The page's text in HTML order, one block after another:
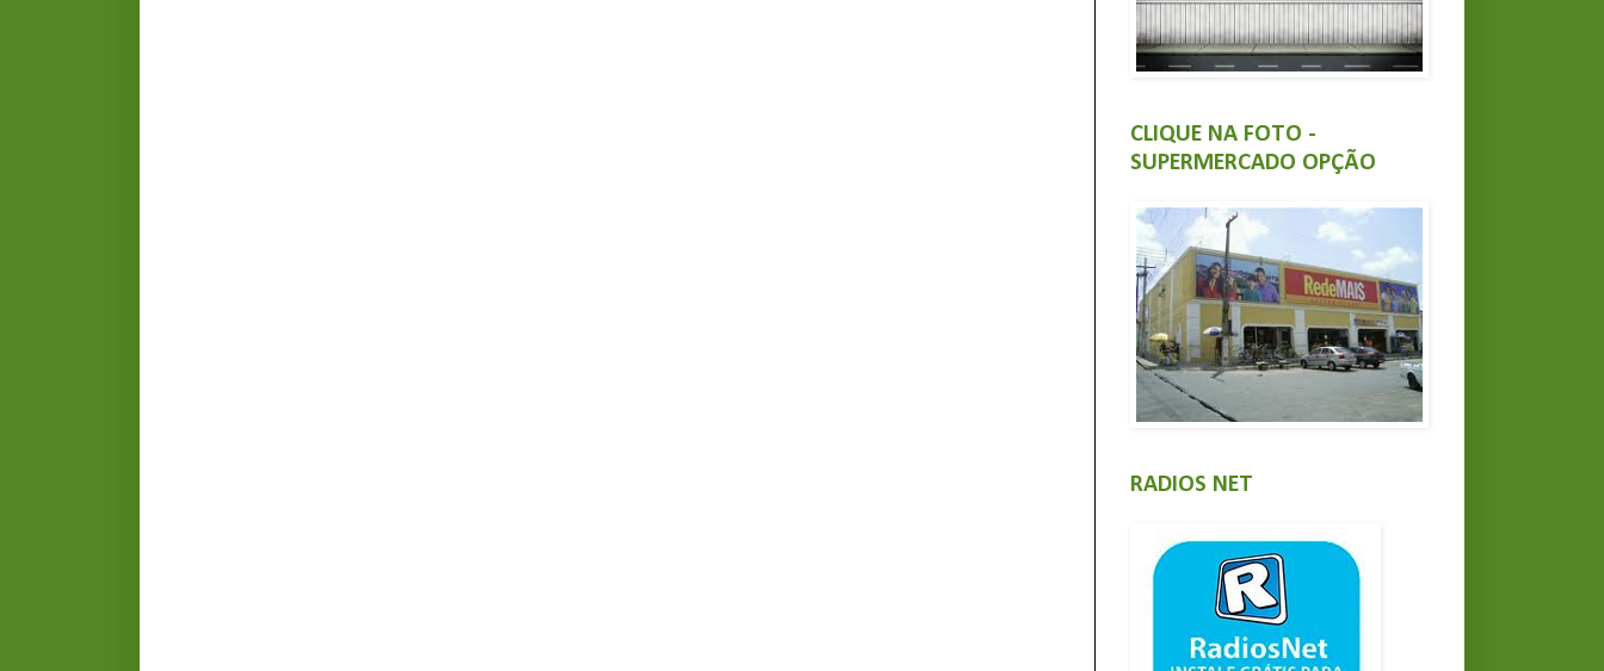
CLIQUE NA FOTO -
SUPERMERCADO OPÇÃO
RADIOS NET